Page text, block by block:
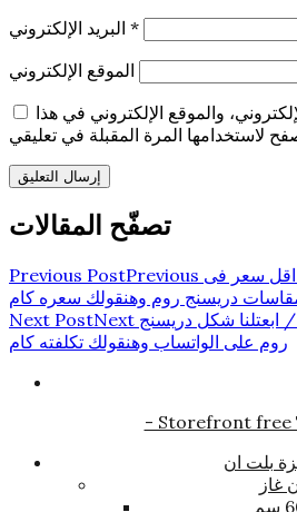
*
الموقع الإلكتروني
والموقع الإلكتروني في هذا
تصفّح المقالات
Previous PostPrevious سعر فى
مقاسات دريسنج روم وهنقولك سعره كام
Next PostNext شكل دريسنج
روم على الواتساب وهنقولك تكلفته كام
- Storefront free
بلت ان
غاز